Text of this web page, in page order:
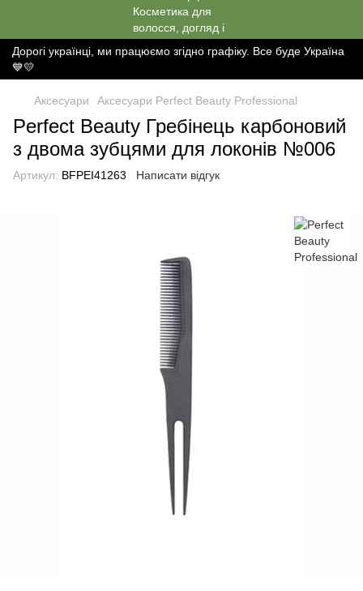
Дорогі українці, ми працюємо згідно графіку. Все буде Україна
💙💛
Аксесуари Аксесуари Perfect Beauty Professional
Perfect Beauty Гребінець карбоновий
з двома зубцями для локонів №006
Артикул: BFPEI41263 Написати відгук